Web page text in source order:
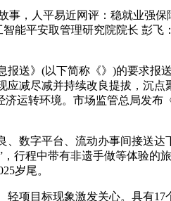
人平易近网评：稳就业强保
能平安取管理研究院院长 彭
》(以下简称《》)的要求报
减尽减并持续改良提拔，沉
运转环境。市场监管总局发
字平台、流动办事间接送达
程中带有非遗手做等体验的
岁尾。
目标现象激发关心。具有17